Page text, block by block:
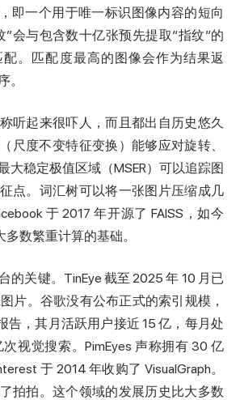
即一个用于唯一标识图像内容的短向
”会与包含数十亿张预先提取“指纹”的
。匹配度最高的图像会作为结果返
。
听起来很吓人，而且都出自历史悠久
尺度不变特征变换）能够应对旋转、
大稳定极值区域（MSER）可以追踪图
点。词汇树可以将一张图片压缩成几
于 2017 年开源了 FAISS，如今
多数繁重计算的基础。
的关键。TinEye 截至 2025 年 10 月已
片。谷歌没有公布正式的索引规模，
告，其月活跃用户接近 15 亿，每月处
视觉搜索。PimEyes 声称拥有 30 亿
于 2014 年收购了 VisualGraph。
拍拍。这个领域的发展历史比大多数